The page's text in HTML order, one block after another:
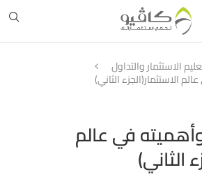
الاستثمار والتداول
الاستثمار(الجزء الثاني)
في عالم
الثاني)